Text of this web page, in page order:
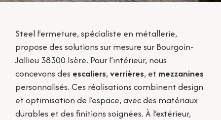
Steel Fermeture, spécialiste en métallerie,
propose des solutions sur mesure sur Bourgoin-
Jallieu 38300 Isère. Pour l’intérieur, nous
concevons des escaliers,verrières, et mezzanines
personnalisés. Ces réalisations combinent design
et optimisation de l’espace, avec des matériaux
durables et des finitions soignées. À l’extérieur,